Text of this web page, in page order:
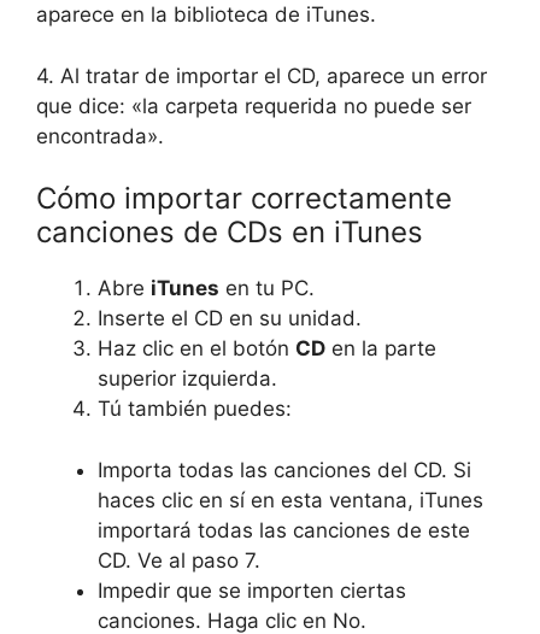
aparece en la biblioteca de iTunes.
4. Al tratar de importar el CD, aparece un error
que dice: «la carpeta requerida no puede ser
encontrada».
Cómo importar correctamente
canciones de CDs en iTunes
Abre iTunes en tu PC.
Inserte el CD en su unidad.
Haz clic en el botón CD en la parte
superior izquierda.
Tú también puedes:
Importa todas las canciones del CD. Si
haces clic en sí en esta ventana, iTunes
importará todas las canciones de este
CD. Ve al paso 7.
Impedir que se importen ciertas
canciones. Haga clic en No.